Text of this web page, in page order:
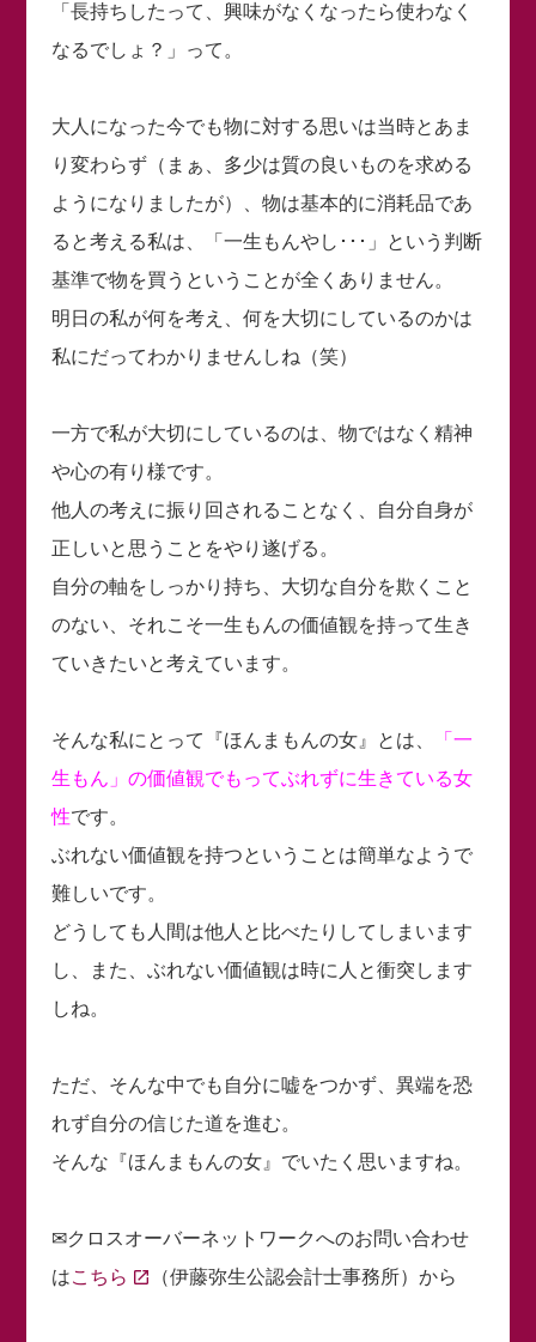
「長持ちしたって、興味がなくなったら使わなく
なるでしょ？」って。
大人になった今でも物に対する思いは当時とあま
り変わらず（まぁ、多少は質の良いものを求める
ようになりましたが）、物は基本的に消耗品であ
ると考える私は、「一生もんやし･･･」という判断
基準で物を買うということが全くありません。
明日の私が何を考え、何を大切にしているのかは
私にだってわかりませんしね（笑）
一方で私が大切にしているのは、物ではなく精神
や心の有り様です。
他人の考えに振り回されることなく、自分自身が
正しいと思うことをやり遂げる。
自分の軸をしっかり持ち、大切な自分を欺くこと
のない、それこそ一生もんの価値観を持って生き
ていきたいと考えています。
そんな私にとって『ほんまもんの女』とは、
「一
生もん」の価値観でもってぶれずに生きている女
性です。
ぶれない価値観を持つということは簡単なようで
難しいです。
どうしても人間は他人と比べたりしてしまいます
し、また、ぶれない価値観は時に人と衝突します
しね。
ただ、そんな中でも自分に嘘をつかず、異端を恐
れず自分の信じた道を進む。
そんな『ほんまもんの女』でいたく思いますね。
✉クロスオーバーネットワークへのお問い合わせ
はこちら （伊藤弥生公認会計士事務所）から